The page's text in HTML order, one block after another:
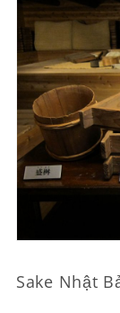
Sake Nhật